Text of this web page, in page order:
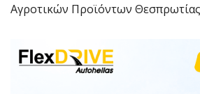
Αγροτικών Προϊόντων